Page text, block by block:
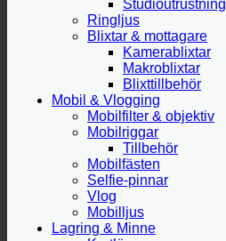
Studioutrustning
Ringljus
Blixtar & mottagare
Kamerablixtar
Makroblixtar
Blixttillbehör
Mobil & Vlogging
Mobilfilter & objektiv
Mobilriggar
Tillbehör
Mobilfästen
Selfie-pinnar
Vlog
Mobilljus
Lagring & Minne